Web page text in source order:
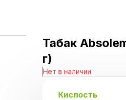
Табак
г)
Нет в наличии
Кислость